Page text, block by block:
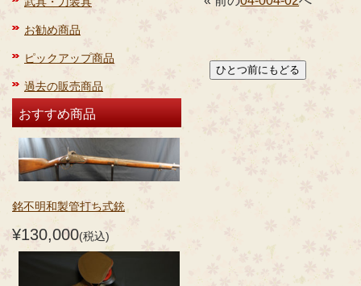
お勧め商品
ピックアップ商品
過去の販売商品
おすすめ商品
銘不明和製管打ち式銃
¥130,000(税込)